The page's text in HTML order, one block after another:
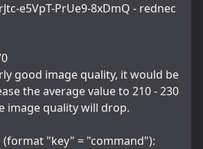
e5VpT-PrUe9-8xDmQ - rednec
good image quality, it would be
the average value to 210 - 230
image quality will drop.
"key" = "command"):